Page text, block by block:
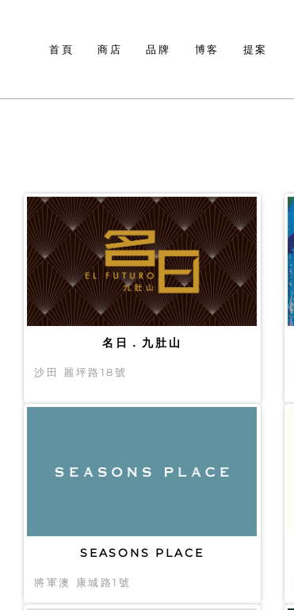
首頁 商店 品牌 博客 提案
名日．九肚山
沙田 麗坪路18號
SEASONS PLACE
將軍澳 康城路1號